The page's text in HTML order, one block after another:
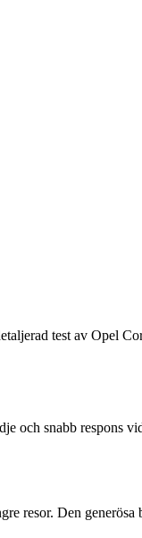
test av Opel
och snabb respons
resor. Den generösa